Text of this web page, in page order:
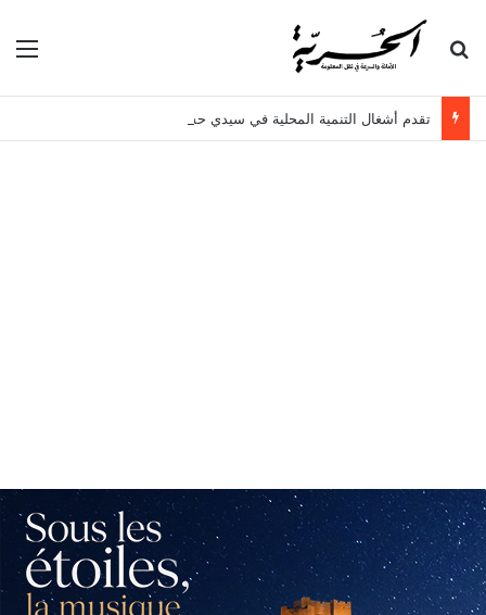
بحث عن
تقدم أشغال التنمية المحلية في سيدي حسين